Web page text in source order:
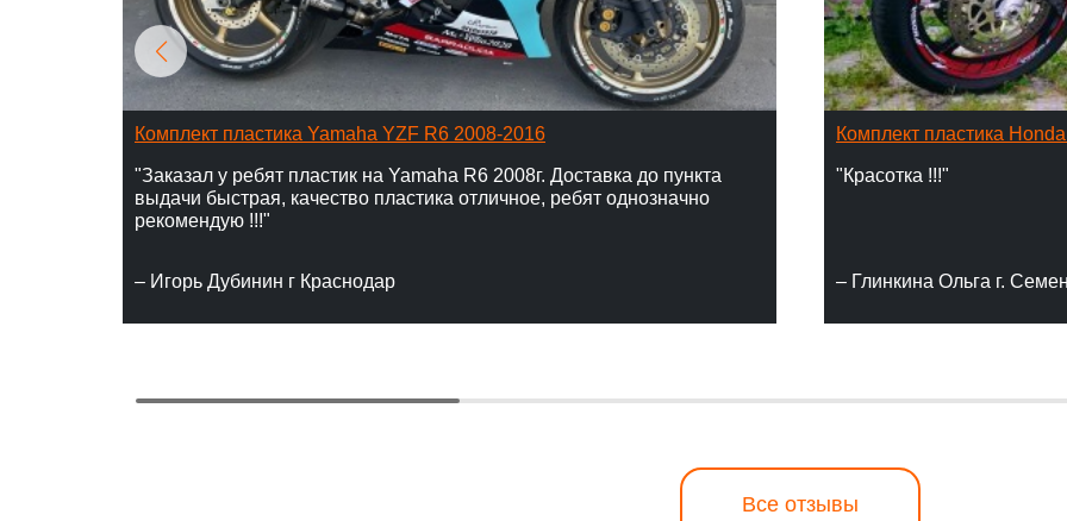
Комплект пластика Yamaha YZF R6 2008-2016
"Заказал у ребят пластик на Yamaha R6 2008г. Доставка до пункта
выдачи быстрая, качество пластика отличное, ребят однозначно
рекомендую !!!"
– Игорь Дубинин г Краснодар
Комплект пластика
"Красотка !!!"
– Глинкина Ольга г.
Все отзывы